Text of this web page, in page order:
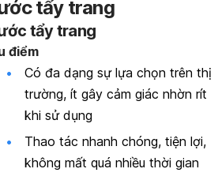
tẩy trang
tẩy trang
điểm
Có đa dạng sự lựa chọn trên thị
trường, ít gây cảm giác nhờn rít
khi sử dụng
Thao tác nhanh chóng, tiện lợi,
không mất quá nhiều thời gian